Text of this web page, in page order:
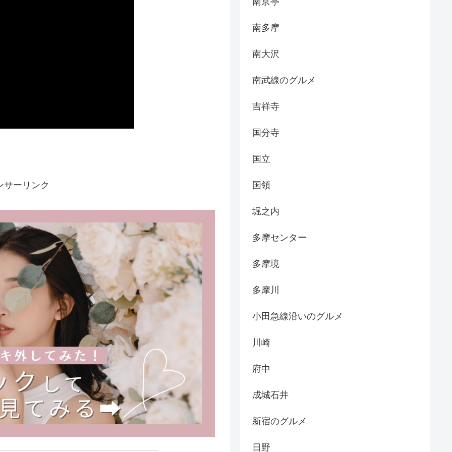
サーリンク
南多摩
南大沢
南武線のグルメ
吉祥寺
国分寺
国立
国領
堀之内
多摩センター
多摩境
多摩川
小田急線沿いのグルメ
川崎
府中
成城石井
新宿のグルメ
日野